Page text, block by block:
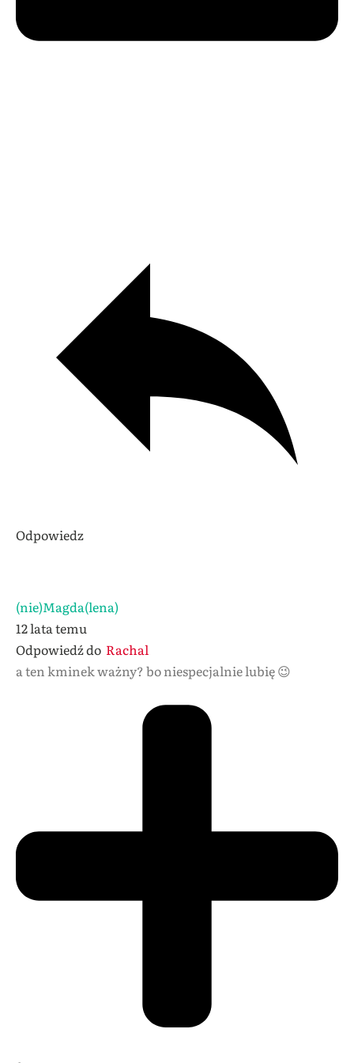
Odpowiedz
(nie)Magda(lena)
12 lata temu
Odpowiedź do Rachal
a ten kminek ważny? bo niespecjalnie lubię 😉